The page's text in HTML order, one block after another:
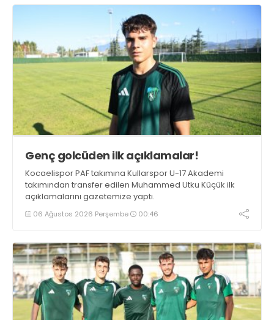
Genç golcüden ilk açıklamalar!
Kocaelispor PAF takımına Kullarspor U-17 Akademi
takımından transfer edilen Muhammed Utku Küçük ilk
açıklamalarını gazetemize yaptı.
06 Ağustos 2026 Perşembe 00:46